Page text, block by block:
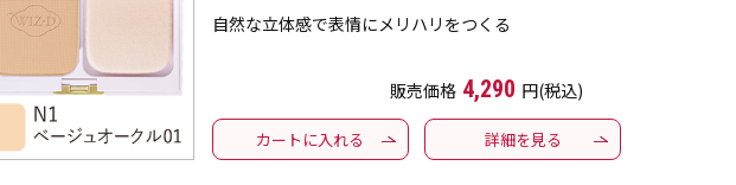
自然な立体感で表情にメリハリをつくる
販売価格 4,290 円(税込)
カートに入れる 詳細を見る